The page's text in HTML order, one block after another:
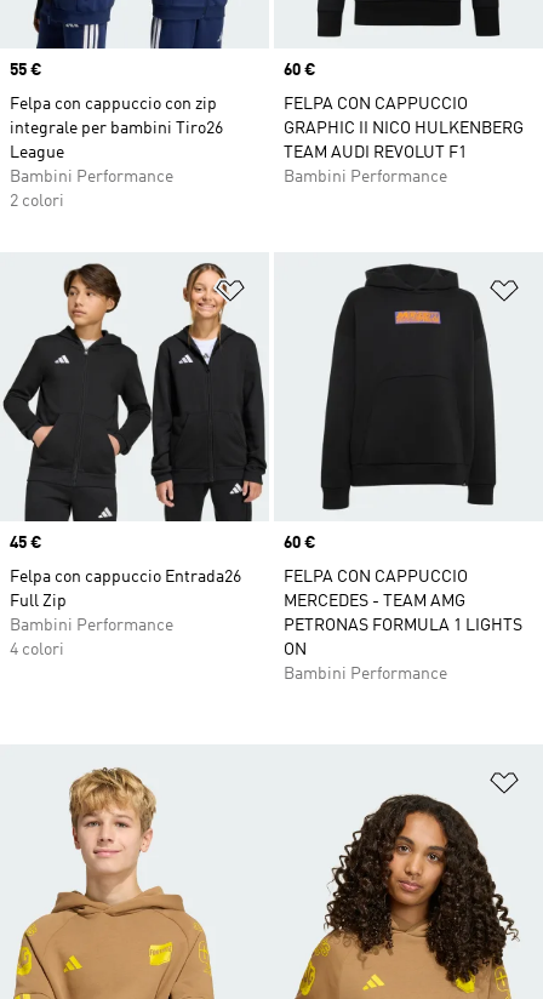
Price
55 €
Felpa con cappuccio con zip
integrale per bambini Tiro26
League
Bambini Performance
2 colori
Price
60 €
FELPA CON CAPPUCCIO
GRAPHIC II NICO HULKENBERG
TEAM AUDI REVOLUT F1
Bambini Performance
Aggiungi alla lista dei desideri
Price
45 €
Felpa con cappuccio Entrada26
Full Zip
Bambini Performance
4 colori
Price
60 €
FELPA CON CAPPUCCIO
MERCEDES - TEAM AMG
PETRONAS FORMULA 1 LIGHTS
ON
Bambini Performance